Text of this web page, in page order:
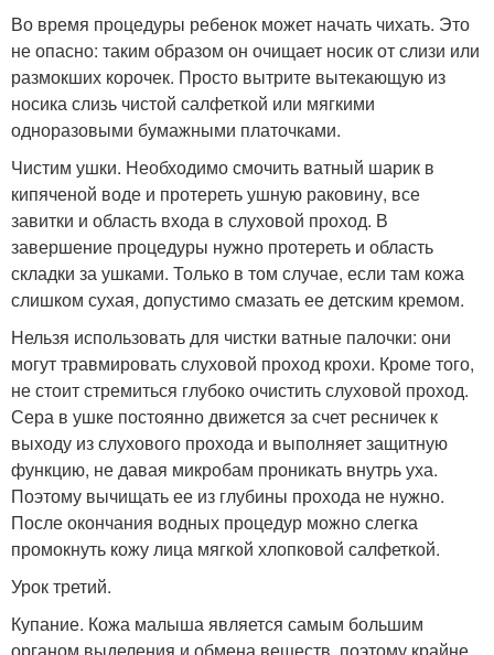
Во время процедуры ребенок может начать чихать. Это
не опасно: таким образом он очищает носик от слизи или
размокших корочек. Просто вытрите вытекающую из
носика слизь чистой салфеткой или мягкими
одноразовыми бумажными платочками.
Чистим ушки. Необходимо смочить ватный шарик в
кипяченой воде и протереть ушную раковину, все
завитки и область входа в слуховой проход. В
завершение процедуры нужно протереть и область
складки за ушками. Только в том случае, если там кожа
слишком сухая, допустимо смазать ее детским кремом.
Нельзя использовать для чистки ватные палочки: они
могут травмировать слуховой проход крохи. Кроме того,
не стоит стремиться глубоко очистить слуховой проход.
Сера в ушке постоянно движется за счет ресничек к
выходу из слухового прохода и выполняет защитную
функцию, не давая микробам проникать внутрь уха.
Поэтому вычищать ее из глубины прохода не нужно.
После окончания водных процедур можно слегка
промокнуть кожу лица мягкой хлопковой салфеткой.
Урок третий.
Купание. Кожа малыша является самым большим
органом выделения и обмена веществ, поэтому крайне